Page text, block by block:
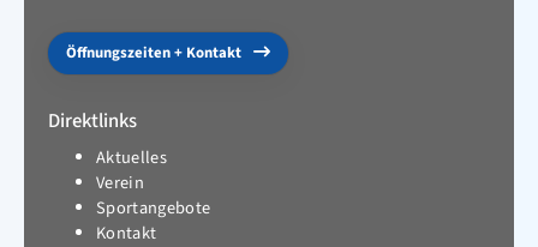
Öffnungszeiten + Kontakt
Direktlinks
Aktuelles
Verein
Sportangebote
Kontakt